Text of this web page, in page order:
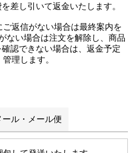
差し引いて返金いたします。
返信がない場合は最終案内を
ない場合は注文を解除し、商品
認できない場合は、返金予定
理します。
ール・メール便